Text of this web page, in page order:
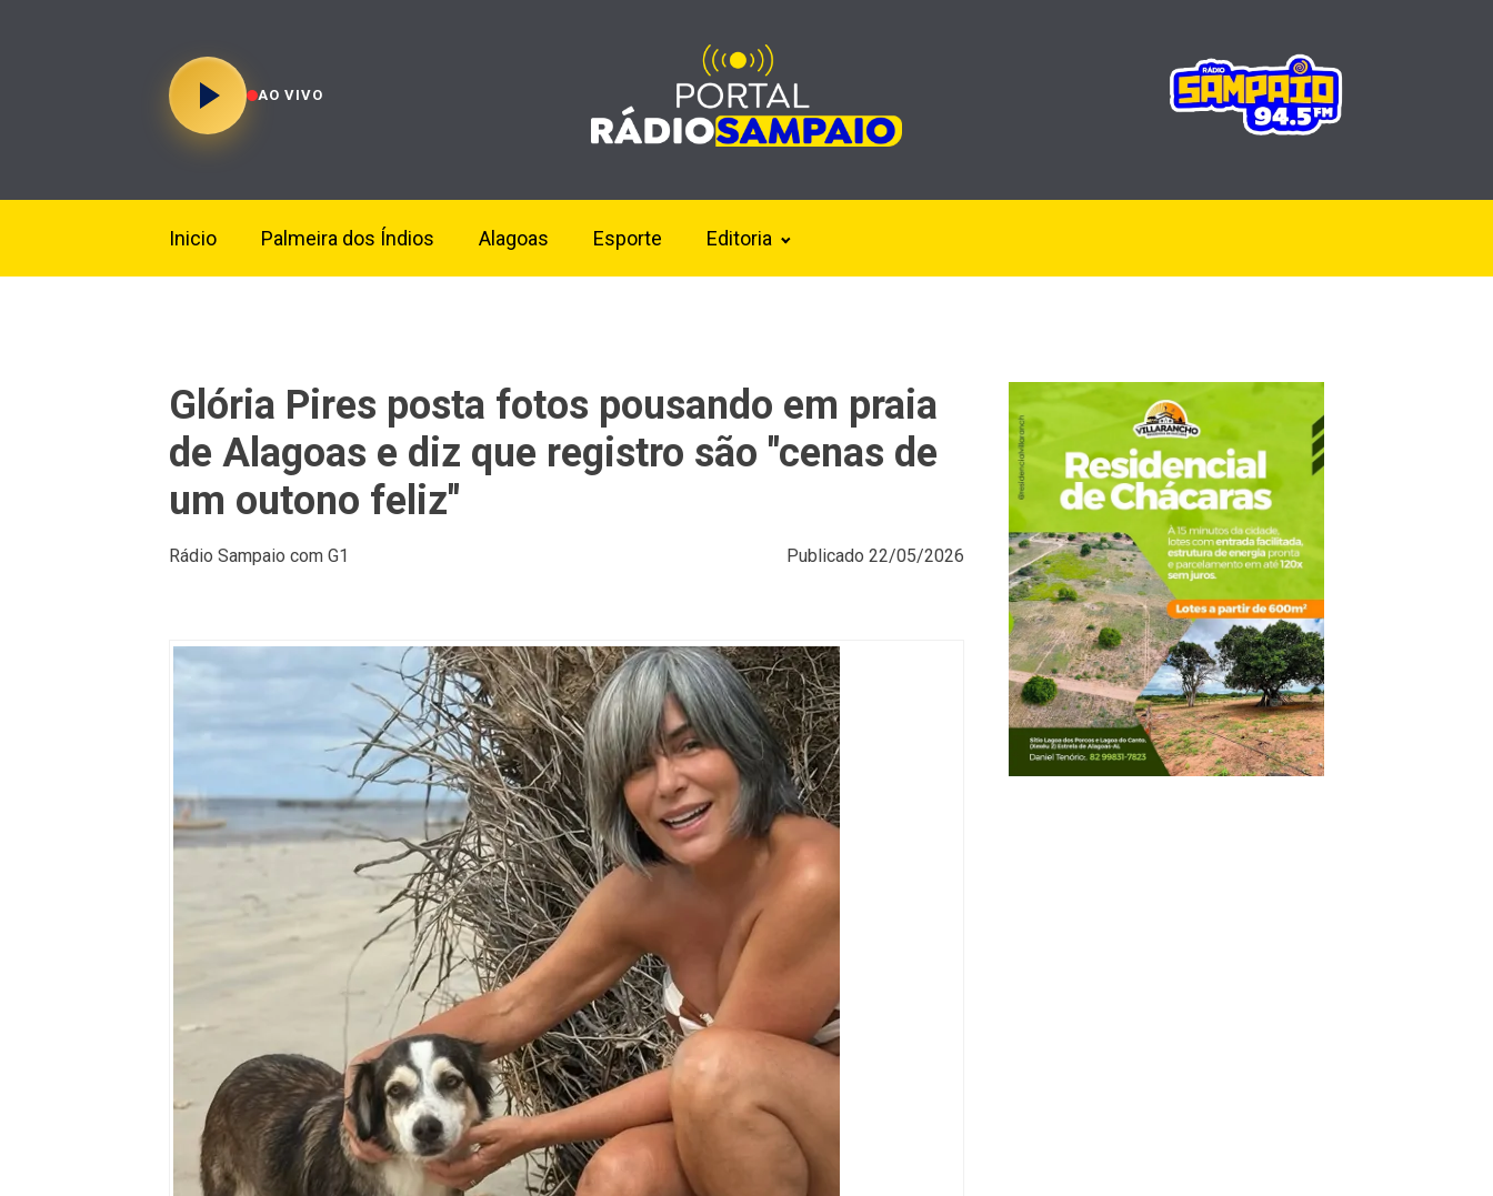
AO VIVO
Inicio Palmeira dos Índios Alagoas Esporte Editoria
Glória Pires posta fotos pousando em praia
de Alagoas e diz que registro são "cenas de
um outono feliz"
Rádio Sampaio com G1 Publicado 22/05/2026